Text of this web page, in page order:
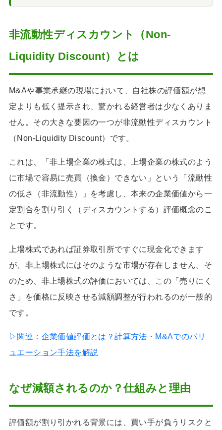
非流動性ディスカウント（Non-
Liquidity Discount）とは
M&Aや事業承継の現場において、自社株の評価額が想
定よりも低く提示され、驚かれる経営者は少なくありま
せん。その大きな要因の一つが非流動性ディスカウント
（Non-Liquidity Discount）です。
これは、「非上場企業の株式は、上場企業の株式のよう
に市場で容易に売買（換金）できない」という「流動性
の低さ（非流動性）」を考慮し、本来の企業価値から一
定割合を割り引く（ディスカウントする）評価概念のこ
とです。
上場株式であれば証券取引所ですぐに現金化できます
が、非上場株式にはそのような市場が存在しません。そ
のため、非上場株式の評価においては、この「売りにく
さ」を価格に反映させる減額調整が行われるのが一般的
です。
▷関連： 企業価値評価とは？計算方法・M&Aでのバリ
ュエーション手法を解説
なぜ減額されるのか？仕組みと理由
評価額が割り引かれる背景には、買い手が負うリスクと